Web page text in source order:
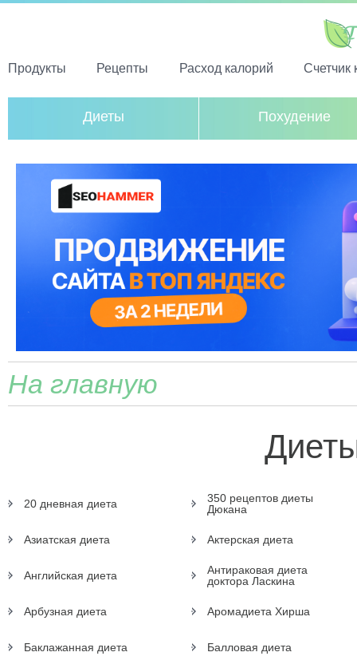
Продукты Рецепты Расход калорий Счетчик
Диеты Похудение
На главную
20 дневная диета
350 рецептов диеты
Дюкана
Азиатская диета Актерская диета
Английская диета
Антираковая диета
доктора Ласкина
Арбузная диета Аромадиета Хирша
Баклажанная диета Балловая диета